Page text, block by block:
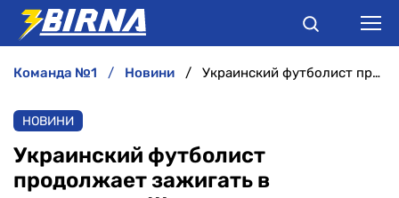
АНАЛІТИКА
ІНТЕРВ'Ю
команда №1 новини Украинский футболист продолжает зажигать в чемпионате Шотландии: горячие подробности с острова (видео)
НОВИНИ
Украинский футболист
продолжает зажигать в